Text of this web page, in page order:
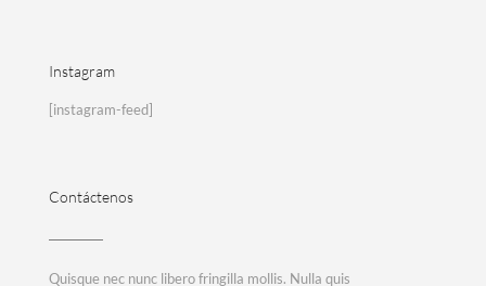
Instagram
[instagram-feed]
Contáctenos
Quisque nec nunc libero fringilla mollis. Nulla quis